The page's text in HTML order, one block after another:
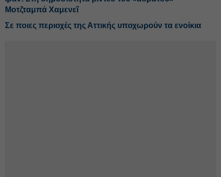
Μοτζταμπά Χαμενεΐ
Σε ποιες περιοχές της Αττικής υποχωρούν τα ενοίκια